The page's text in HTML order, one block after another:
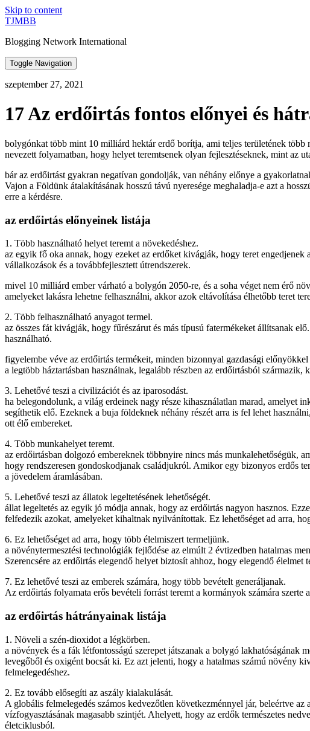
Skip to content
TJMBB
Blogging Network International
Toggle Navigation
szeptember 27, 2021
17 Az erdőirtás fontos előnyei és
bolygónkat több mint 10 milliárd hektár erdő borítja, ami teljes területének
nevezett folyamatban, hogy helyet teremtsenek olyan fejlesztéseknek, mint az
bár az erdőirtást gyakran negatívan gondolják, van néhány előnye a
Vajon a Földünk átalakításának hosszú távú nyeresége meghaladja-e azt a
erre a kérdésre.
az erdőirtás előnyeinek listája
1. Több használható helyet teremt a növekedéshez.
az egyik fő oka annak, hogy ezeket az erdőket kivágják, hogy teret
vállalkozások és a továbbfejlesztett útrendszerek.
mivel 10 milliárd ember várható a bolygón 2050-re, és a soha véget nem érő
amelyeket lakásra lehetne felhasználni, akkor azok eltávolítása élhetőbb teret
2. Több felhasználható anyagot termel.
az összes fát kivágják, hogy fűrészárut és más típusú fatermékeket állítsanak
használható.
figyelembe véve az erdőirtás termékeit, minden bizonnyal gazdasági
a legtöbb háztartásban használnak, legalább részben az erdőirtásból
3. Lehetővé teszi a civilizációt és az iparosodást.
ha belegondolunk, a világ erdeinek nagy része kihasználatlan marad, amelyet
segíthetik elő. Ezeknek a buja földeknek néhány részét arra is fel lehet
ott élő embereket.
4. Több munkahelyet teremt.
az erdőirtásban dolgozó embereknek többnyire nincs más munkalehetőségük,
hogy rendszeresen gondoskodjanak családjukról. Amikor egy bizonyos erdős
a jövedelem áramlásában.
5. Lehetővé teszi az állatok legeltetésének lehetőségét.
állat legeltetés az egyik jó módja annak, hogy az erdőirtás nagyon hasznos.
felfedezik azokat, amelyeket kihaltnak nyilvánítottak. Ez lehetőséget ad arra,
6. Ez lehetőséget ad arra, hogy több élelmiszert termeljünk.
a növénytermesztési technológiák fejlődése az elmúlt 2 évtizedben hatalmas
Szerencsére az erdőirtás elegendő helyet biztosít ahhoz, hogy elegendő
7. Ez lehetővé teszi az emberek számára, hogy több bevételt generáljanak.
Az erdőirtás folyamata erős bevételi forrást teremt a kormányok számára
az erdőirtás hátrányainak listája
1. Növeli a szén-dioxidot a légkörben.
a növények és a fák létfontosságú szerepet játszanak a bolygó
levegőből és oxigént bocsát ki. Ez azt jelenti, hogy a hatalmas számú növény
felmelegedéshez.
2. Ez tovább elősegíti az aszály kialakulását.
A globális felmelegedés számos kedvezőtlen következménnyel jár, beleértve
vízfogyasztásának magasabb szintjét. Ahelyett, hogy az erdők természetes
életciklusból.